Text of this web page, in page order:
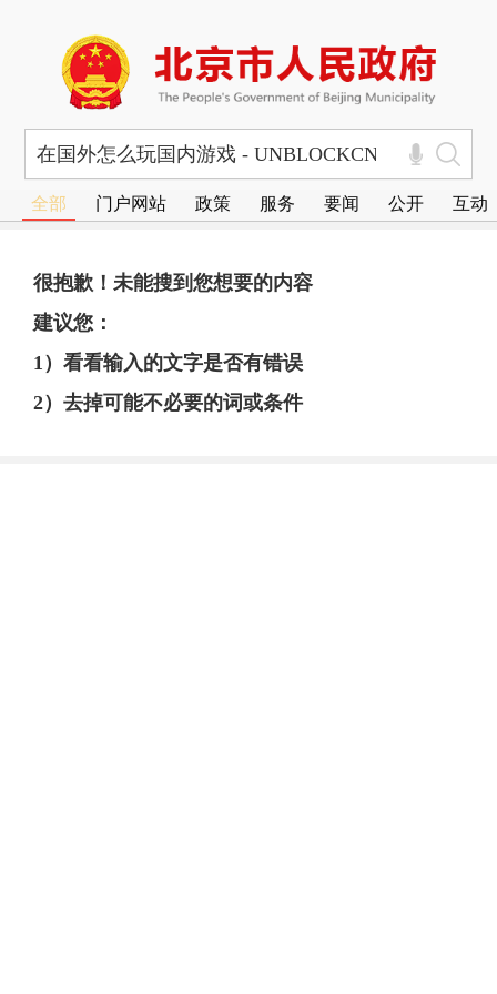
全部 门户网站 政策 服务 要闻 公开 互动
很抱歉！未能搜到您想要的内容
建议您：
1）看看输入的文字是否有错误
2）去掉可能不必要的词或条件